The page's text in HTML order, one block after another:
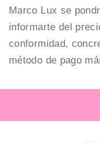
Marco Lux se
informarte del
conformidad,
método de pago